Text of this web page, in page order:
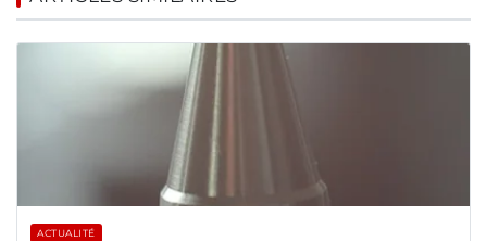
ACTUALITÉ